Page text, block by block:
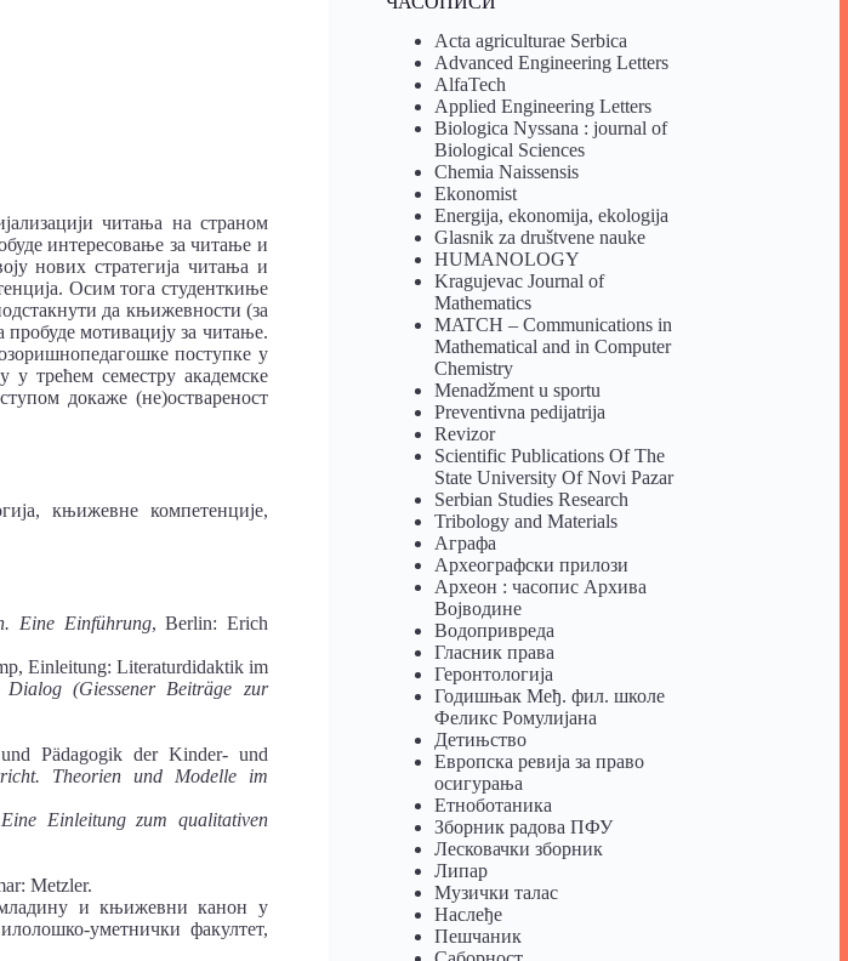
читања на страном
интересовање за читање и
нових стратегија читања и
Осим тога студенткиње
да књижевности (за
мотивацију за читање.
поступке у
трећем семестру академске
докаже (не)оствареност
књижевне компетенције,
Eine Einführung, Berlin: Erich
Einleitung: Literaturdidaktik im
(Giessener Beiträge zur
Pädagogik der Kinder- und
Theorien und Modelle im
Eine Einleitung zum qualitativen
Metzler.
и књижевни канон у
уметнички факултет,
Acta agriculturae Serbica
Advanced Engineering Letters
AlfaTech
Applied Engineering Letters
Biologica Nyssana : journal of
Biological Sciences
Chemia Naissensis
Ekonomist
Energija, ekonomija, ekologija
Glasnik za društvene nauke
HUMANOLOGY
Kragujevac Journal of
Mathematics
MATCH – Communications in
Mathematical and in Computer
Chemistry
Menadžment u sportu
Preventivna pedijatrija
Revizor
Scientific Publications Of The
State University Of Novi Pazar
Serbian Studies Research
Tribology and Materials
Аграфа
Археографски прилози
Археон : часопис Архива
Војводине
Водопривреда
Гласник права
Геронтологија
Годишњак Међ. фил. школе
Феликс Ромулијана
Детињство
Европска ревија за право
осигурања
Eтноботаника
Зборник радова ПФУ
Лесковачки зборник
Липар
Музички талас
Наслеђе
Пешчаник